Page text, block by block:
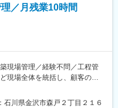
1日）
績）
ど、買取依頼の案件が多いで
／月残業10時間
現場管理／経験不問／工程管
現場全体を統括し、顧客の理
石川県金沢市森戸２丁目２１６